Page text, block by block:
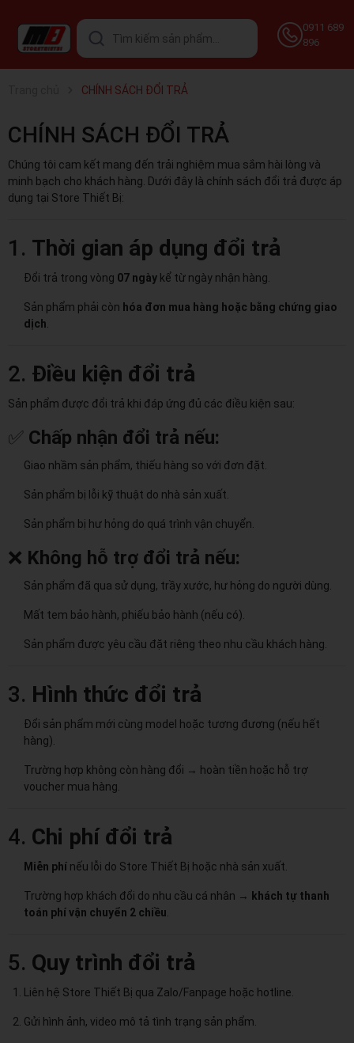
0911 689
896
CHÍNH SÁCH ĐỔI TRẢ
CHÍNH SÁCH ĐỔI TRẢ
Chúng tôi cam kết mang đến trải nghiệm mua sắm hài lòng và
minh bạch cho khách hàng. Dưới đây là chính sách đổi trả được áp
dụng tại Store Thiết Bị:
1. Thời gian áp dụng đổi trả
Đổi trả trong vòng 07 ngày kể từ ngày nhận hàng.
Sản phẩm phải còn hóa đơn mua hàng hoặc bằng chứng giao
dịch
2. Điều kiện đổi trả
Sản phẩm được đổi trả khi đáp ứng đủ các điều kiện sau:
✅ Chấp nhận đổi trả nếu:
Giao nhầm sản phẩm, thiếu hàng so với đơn đặt.
Sản phẩm bị lỗi kỹ thuật do nhà sản xuất.
Sản phẩm bị hư hỏng do quá trình vận chuyển.
❌ Không hỗ trợ đổi trả nếu:
Sản phẩm đã qua sử dụng, trầy xước, hư hỏng do người dùng.
Mất tem bảo hành, phiếu bảo hành (nếu có).
Sản phẩm được yêu cầu đặt riêng theo nhu cầu khách hàng.
3. Hình thức đổi trả
Đổi sản phẩm mới cùng model hoặc tương đương (nếu hết
hàng).
Trường hợp không còn hàng đổi → hoàn tiền hoặc hỗ trợ
voucher mua hàng.
4. Chi phí đổi trả
Miễn phí nếu lỗi do Store Thiết Bị hoặc nhà sản xuất.
Trường hợp khách đổi do nhu cầu cá nhân → khách tự thanh
toán phí vận chuyển 2 chiều
5. Quy trình đổi trả
Liên hệ Store Thiết Bị qua Zalo/Fanpage hoặc hotline.
Gửi hình ảnh, video mô tả tình trạng sản phẩm.